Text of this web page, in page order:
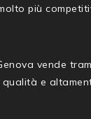
più
vende
e